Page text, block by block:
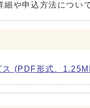
や申込方法につい
ス (PDF形式、